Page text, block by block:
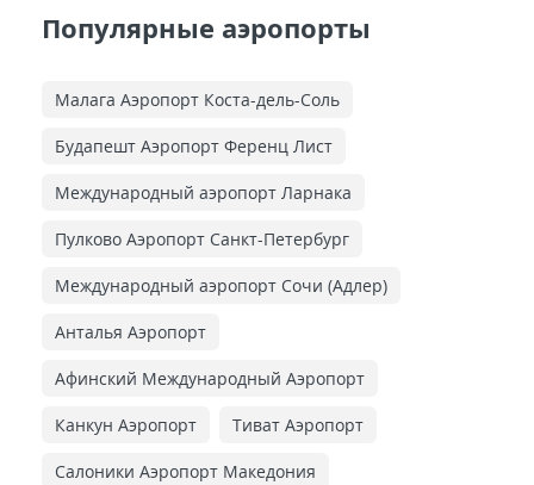
Популярные аэропорты
Малага Аэропорт Коста-дель-Соль
Будапешт Аэропорт Ференц Лист
Международный аэропорт Ларнака
Пулково Аэропорт Санкт-Петербург
Международный аэропорт Сочи (Адлер)
Анталья Аэропорт
Афинский Международный Аэропорт
Канкун Аэропорт Тиват Аэропорт
Салоники Аэропорт Македония